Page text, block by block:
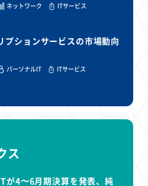
ネットワーク
ITサービス
プションサービスの市場動向
パーソナルIT
ITサービス
ス
が4〜6月期決算を発表、純